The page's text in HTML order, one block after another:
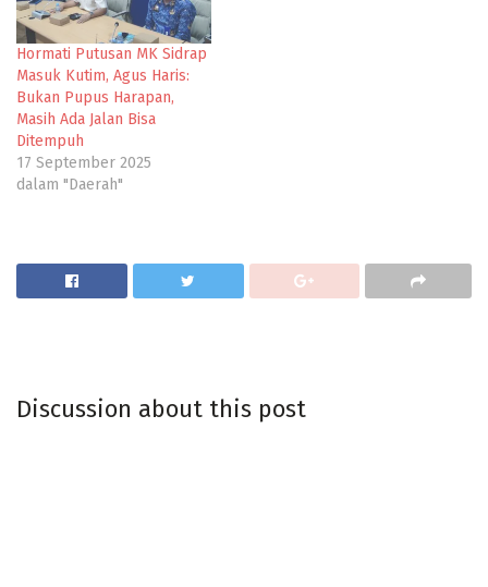
Hormati Putusan MK Sidrap
Masuk Kutim, Agus Haris:
Bukan Pupus Harapan,
Masih Ada Jalan Bisa
Ditempuh
17 September 2025
dalam "Daerah"
Discussion about this post